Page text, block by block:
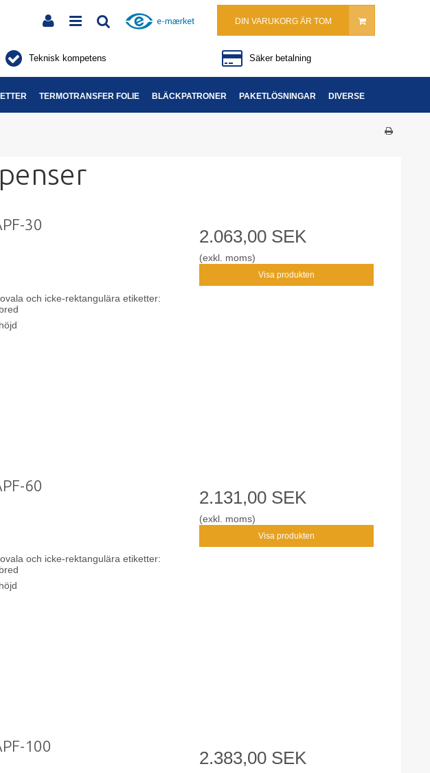
DIN VARUKORG ÄR TOM
Teknisk kompetens Säker betalning
TERMOTRANSFER FOLIE BLÄCKPATRONER PAKETLÖSNINGAR DIVERSE
30
och icke-rektangulära etiketter:
2.063,00 SEK
(exkl. moms)
Visa produkten
60
och icke-rektangulära etiketter:
2.131,00 SEK
(exkl. moms)
Visa produkten
100
2.383,00 SEK